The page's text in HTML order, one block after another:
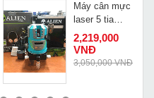
Máy cân mực
laser 5 tia
xanh Alien
AL5-25
2,219,000
VNĐ
3,050,000 VNĐ